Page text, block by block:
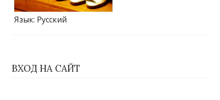
Язык: Русский
ВХОД НА САЙТ